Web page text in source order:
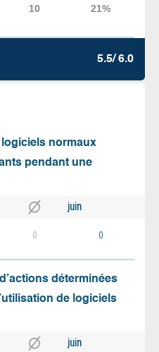
5.5/ 6.0
normaux
pendant une
juin
0 0
déterminées
de logiciels
juin